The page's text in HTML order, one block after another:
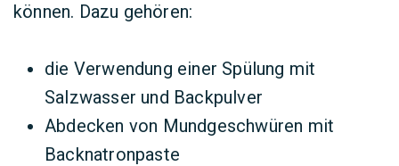
können. Dazu gehören:
die Verwendung einer Spülung mit
Salzwasser und Backpulver
Abdecken von Mundgeschwüren mit
Backnatronpaste